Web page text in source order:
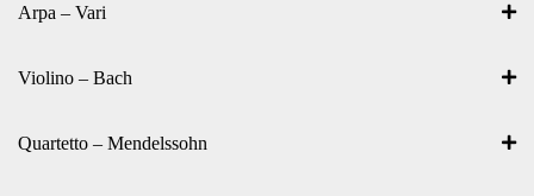
Arpa – Vari
Violino – Bach
Quartetto – Mendelssohn